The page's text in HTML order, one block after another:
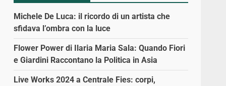
Michele De Luca: il ricordo di un artista che
sfidava l’ombra con la luce
Flower Power di Ilaria Maria Sala: Quando Fiori
e Giardini Raccontano la Politica in Asia
Live Works 2024 a Centrale Fies: corpi,